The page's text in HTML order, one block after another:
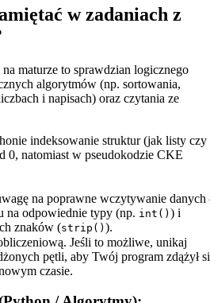
w zadaniach z
na maturze to sprawdzian logicznego
algorytmów (np. sortowania,
i napisach) oraz czytania ze
indeksowanie struktur (jak listy czy
0, natomiast w pseudokodzie CKE
na poprawne wczytywanie danych
na odpowiednie typy (np. int() ) i
znaków (strip() ).
Jeśli to możliwe, unikaj
pętli, aby Twój program zdążył
czasie.